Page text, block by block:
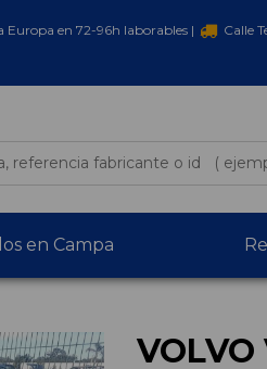
Europa en 72-96h laborables |
Calle
en Campa
VOLVO